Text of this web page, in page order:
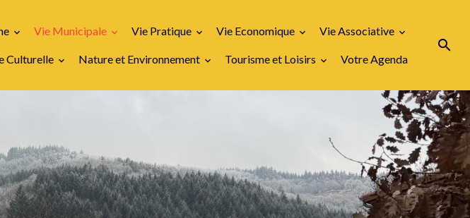
Vie Municipale Vie Pratique Vie Economique Vie Associative
Culturelle Nature et Environnement Tourisme et Loisirs Votre Agenda